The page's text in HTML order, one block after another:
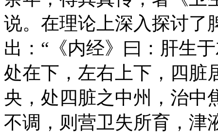
说。在理论上深入探讨了
出：“《内经》曰：肝生
处在下，左右上下，四脏
央，处四脏之中州，治中
不调，则营卫失所育，津